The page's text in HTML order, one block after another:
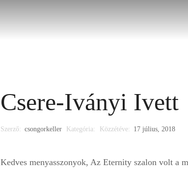
Csere-Iványi Ivett
Szerző: csongorkeller Kategória: Közzétéve: 17 július, 2018
Kedves menyasszonyok, Az Eternity szalon volt a